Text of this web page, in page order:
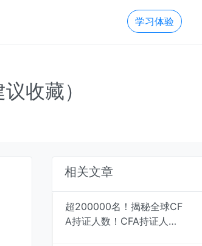
学习体验
收藏）
相关文章
超200000名！揭秘全球CF
A持证人数！CFA持证人最